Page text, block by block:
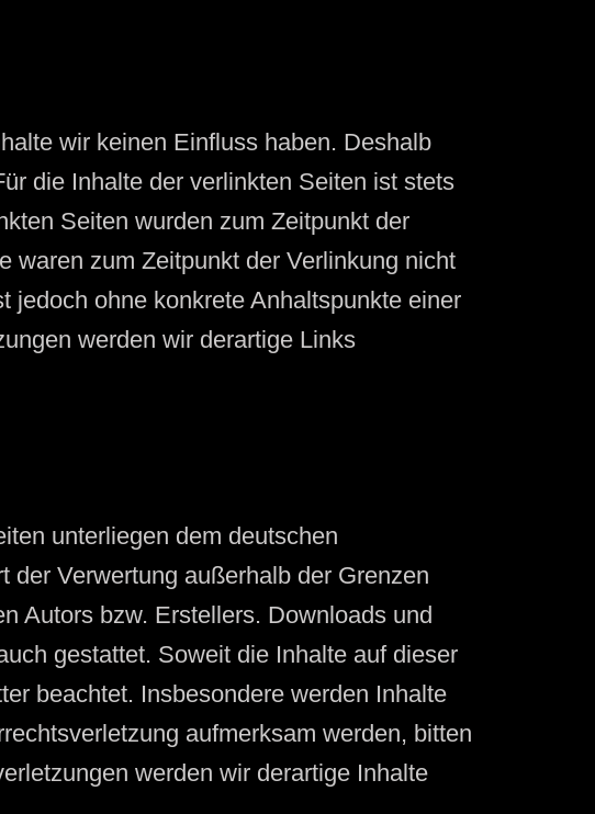
wir keinen Einfluss haben. Deshalb
die Inhalte der verlinkten Seiten ist stets
Seiten wurden zum Zeitpunkt der
waren zum Zeitpunkt der Verlinkung nicht
jedoch ohne konkrete Anhaltspunkte einer
werden wir derartige Links
unterliegen dem deutschen
der Verwertung außerhalb der Grenzen
Autors bzw. Erstellers. Downloads und
gestattet. Soweit die Inhalte auf dieser
beachtet. Insbesondere werden Inhalte
aufmerksam werden, bitten
werden wir derartige Inhalte